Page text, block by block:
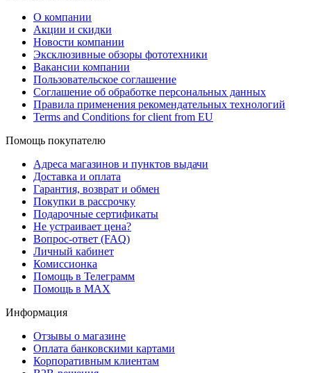
О компании
Акции и скидки
Новости компании
Эксклюзивные обзоры фототехники
Вакансии компании
Пользовательское соглашение
Соглашение об обработке персональных данных
Правила применения рекомендательных технологий
Terms and Conditions for client from EU
Помощь покупателю
Адреса магазинов и пунктов выдачи
Доставка и оплата
Гарантия, возврат и обмен
Покупки в рассрочку
Подарочные сертификаты
Не устраивает цена?
Вопрос-ответ (FAQ)
Личный кабинет
Комиссионка
Помощь в Телеграмм
Помощь в MAX
Информация
Отзывы о магазине
Оплата банковскими картами
Корпоративным клиентам